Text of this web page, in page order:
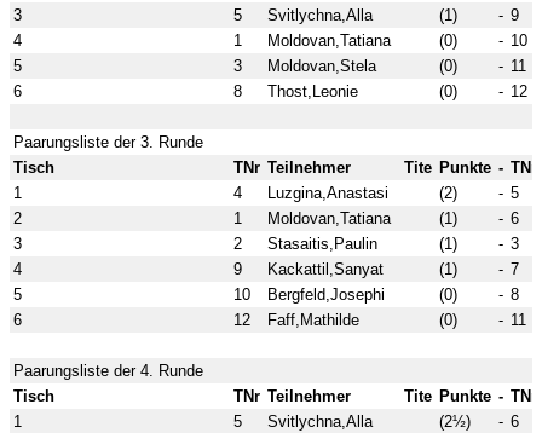
3
5 Svitlychna,Alla (1) - 9
4
1 Moldovan,Tatiana (0) - 10
5
3 Moldovan,Stela (0) - 11
6
8 Thost,Leonie (0) - 12
Paarungsliste der 3. Runde
Tisch
TNr Teilnehmer Tite Punkte - TNr
1
4 Luzgina,Anastasi (2) - 5
2
1 Moldovan,Tatiana (1) - 6
3
2 Stasaitis,Paulin (1) - 3
4
9 Kackattil,Sanyat (1) - 7
5
10 Bergfeld,Josephi (0) - 8
6
12 Faff,Mathilde (0) - 11
Paarungsliste der 4. Runde
Tisch
TNr Teilnehmer Tite Punkte - TNr
1
5 Svitlychna,Alla (2½) - 6